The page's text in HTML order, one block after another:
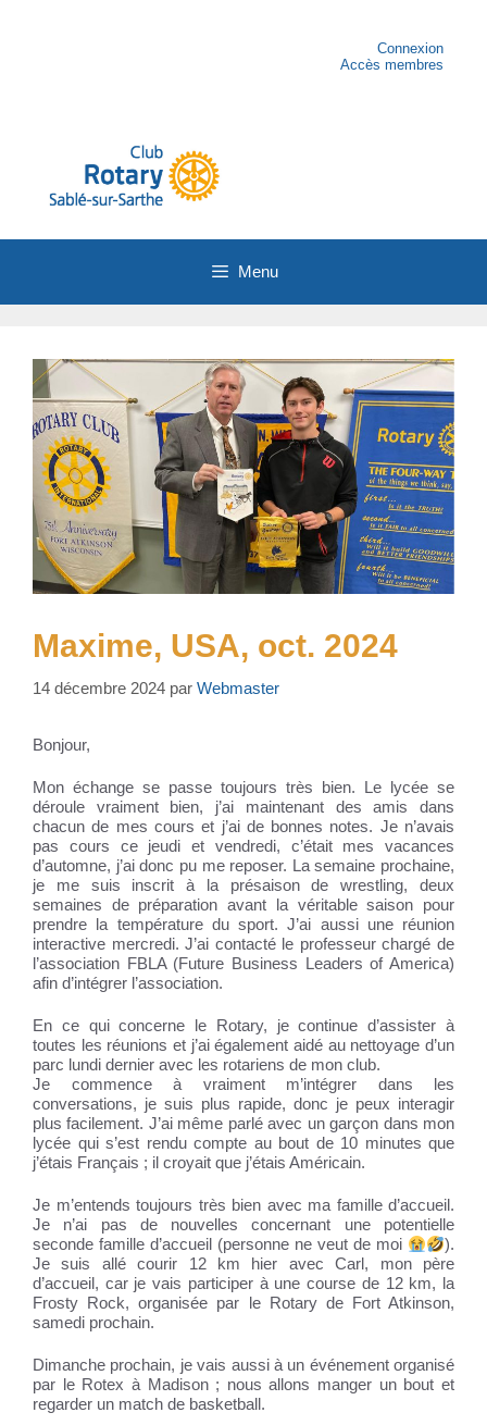
Connexion
Accès membres
Menu
Maxime, USA, oct. 2024
14 décembre 2024 par Webmaster
Bonjour,
Mon échange se passe toujours très bien. Le lycée se
déroule vraiment bien, j’ai maintenant des amis dans
chacun de mes cours et j’ai de bonnes notes. Je n’avais
pas cours ce jeudi et vendredi, c’était mes vacances
d’automne, j’ai donc pu me reposer. La semaine prochaine,
je me suis inscrit à la présaison de wrestling, deux
semaines de préparation avant la véritable saison pour
prendre la température du sport. J’ai aussi une réunion
interactive mercredi. J’ai contacté le professeur chargé de
l’association FBLA (Future Business Leaders of America)
afin d’intégrer l’association.
En ce qui concerne le Rotary, je continue d’assister à
toutes les réunions et j’ai également aidé au nettoyage d’un
parc lundi dernier avec les rotariens de mon club.
Je commence à vraiment m’intégrer dans les
conversations, je suis plus rapide, donc je peux interagir
plus facilement. J’ai même parlé avec un garçon dans mon
lycée qui s’est rendu compte au bout de 10 minutes que
j’étais Français ; il croyait que j’étais Américain.
Je m’entends toujours très bien avec ma famille d’accueil.
Je n’ai pas de nouvelles concernant une potentielle
seconde famille d’accueil (personne ne veut de moi
).
Je suis allé courir 12 km hier avec Carl, mon père
d’accueil, car je vais participer à une course de 12 km, la
Frosty Rock, organisée par le Rotary de Fort Atkinson,
samedi prochain.
Dimanche prochain, je vais aussi à un événement organisé
par le Rotex à Madison ; nous allons manger un bout et
regarder un match de basketball.